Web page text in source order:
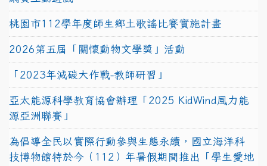
桃園市112學年度師生鄉土歌謠比賽實施計畫
2026第五屆「關懷動物文學獎」活動
「2023年減碳大作戰-教師研習」
亞太能源科學教育協會辦理「2025 KidWind風力能
源亞洲聯賽」
為倡導全民以實際行動參與生態永續，國立海洋科
技博物館特於今（112）年暑假期間推出「學生愛地